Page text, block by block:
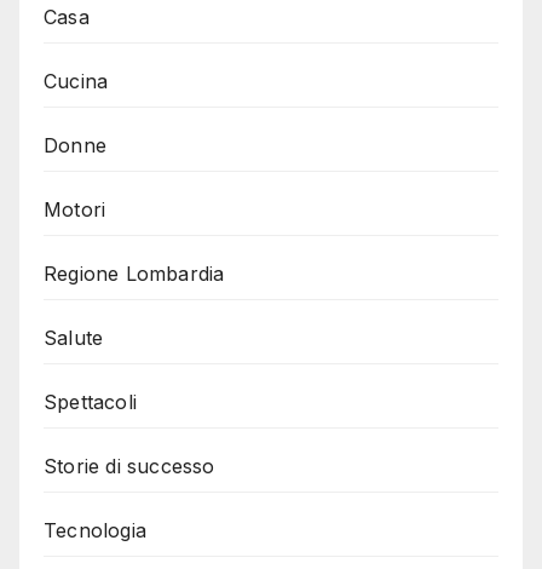
Casa
Cucina
Donne
Motori
Regione Lombardia
Salute
Spettacoli
Storie di successo
Tecnologia